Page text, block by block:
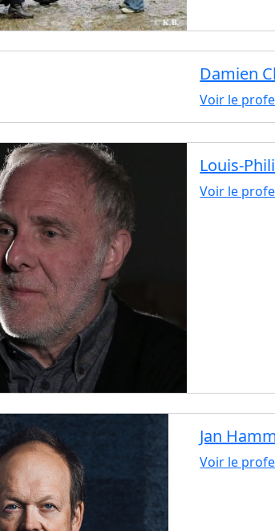
Damien
Voir le
Louis-
Voir le
Jan
Voir le